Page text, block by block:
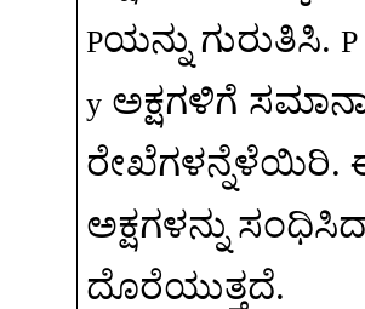
Pಯನ್ನು ಗುರುತಿಸಿ.P
y ಅಕ್ಷಗಳಿಗೆ
ರೇಖೆಗಳನ್ನೆಳೆಯಿರಿ.
ಅಕ್ಷಗಳನ್ನು
ದೊರೆಯುತ್ತದೆ.